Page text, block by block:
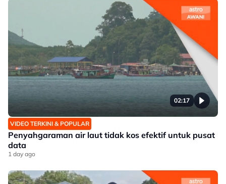
02:17
VIDEO TERKINI & POPULAR
Penyahgaraman air laut tidak kos efektif untuk pusat
data
1 day ago